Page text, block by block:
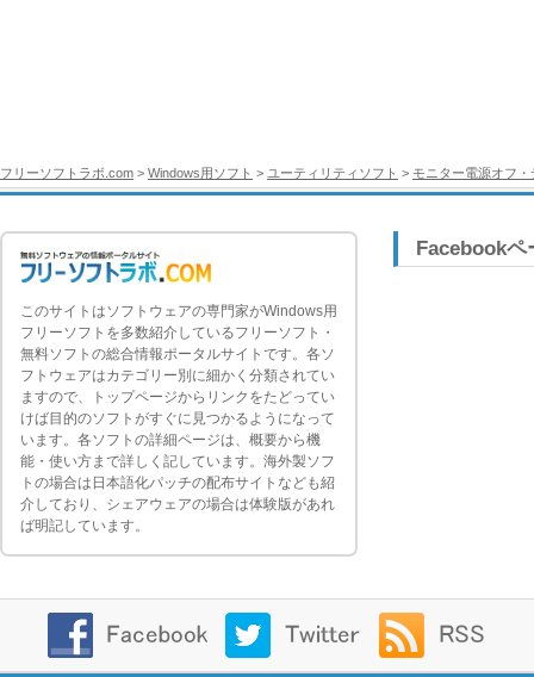
フリーソフトラボ.com > Windows用ソフト > ユーティリティソフト > モニター電源オフ
このサイトはソフトウェアの専門家がWindows用
フリーソフトを多数紹介しているフリーソフト・
無料ソフトの総合情報ポータルサイトです。各ソ
フトウェアはカテゴリー別に細かく分類されてい
ますので、トップページからリンクをたどってい
けば目的のソフトがすぐに見つかるようになって
います。各ソフトの詳細ページは、概要から機
能・使い方まで詳しく記しています。海外製ソフ
トの場合は日本語化パッチの配布サイトなども紹
介しており、シェアウェアの場合は体験版があれ
ば明記しています。
Facebookペ